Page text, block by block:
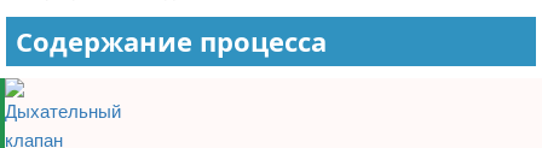
Содержание процесса